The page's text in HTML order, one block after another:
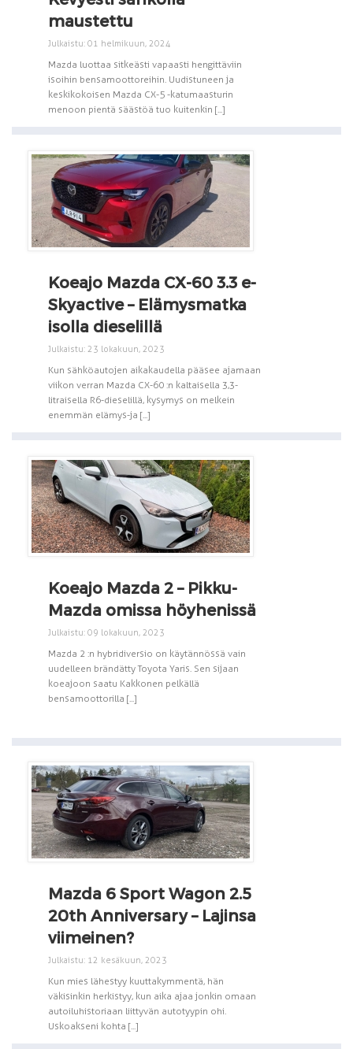
maustettu
Julkaistu: 01 helmikuun, 2024
Mazda luottaa sitkeästi vapaasti hengittäviin
isoihin bensamoottoreihin. Uudistuneen ja
keskikokoisen Mazda CX-5 -katumaasturin
menoon pientä säästöä tuo kuitenkin [...]
Koeajo Mazda CX-60 3.3 e-
Skyactive – Elämysmatka
isolla dieselillä
Julkaistu: 23 lokakuun, 2023
Kun sähköautojen aikakaudella pääsee ajamaan
viikon verran Mazda CX-60 :n kaltaisella 3,3-
litraisella R6-dieselillä, kysymys on melkein
enemmän elämys-ja [...]
Koeajo Mazda 2 – Pikku-
Mazda omissa höyhenissä
Julkaistu: 09 lokakuun, 2023
Mazda 2 :n hybridiversio on käytännössä vain
uudelleen brändätty Toyota Yaris. Sen sijaan
koeajoon saatu Kakkonen pelkällä
bensamoottorilla [...]
Mazda 6 Sport Wagon 2.5
20th Anniversary – Lajinsa
viimeinen?
Julkaistu: 12 kesäkuun, 2023
Kun mies lähestyy kuuttakymmentä, hän
väkisinkin herkistyy, kun aika ajaa jonkin omaan
autoiluhistoriaan liittyvän autotyypin ohi.
Uskoakseni kohta [...]